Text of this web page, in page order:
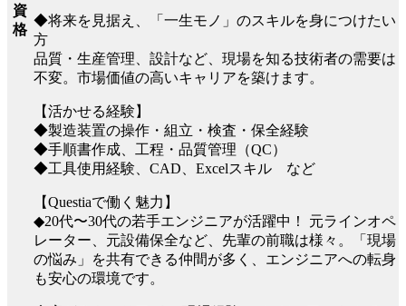
資
格
◆将来を見据え、「一生モノ」のスキルを身につけたい
方
品質・生産管理、設計など、現場を知る技術者の需要は
不変。市場価値の高いキャリアを築けます。
【活かせる経験】
◆製造装置の操作・組立・検査・保全経験
◆手順書作成、工程・品質管理（QC）
◆工具使用経験、CAD、Excelスキル など
【Questiaで働く魅力】
◆20代〜30代の若手エンジニアが活躍中！ 元ラインオペ
レーター、元設備保全など、先輩の前職は様々。「現場
の悩み」を共有できる仲間が多く、エンジニアへの転身
も安心の環境です。